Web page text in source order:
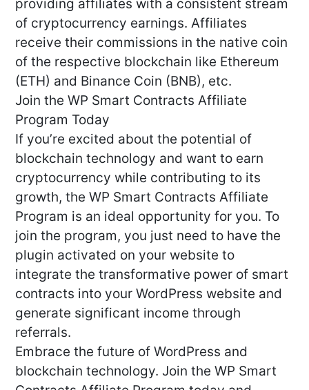
providing affiliates with a consistent stream
of cryptocurrency earnings. Affiliates
receive their commissions in the native coin
of the respective blockchain like Ethereum
(ETH) and Binance Coin (BNB), etc.
Join the WP Smart Contracts Affiliate
Program Today
If you’re excited about the potential of
blockchain technology and want to earn
cryptocurrency while contributing to its
growth, the WP Smart Contracts Affiliate
Program is an ideal opportunity for you. To
join the program, you just need to have the
plugin activated on your website to
integrate the transformative power of smart
contracts into your WordPress website and
generate significant income through
referrals.
Embrace the future of WordPress and
blockchain technology. Join the WP Smart